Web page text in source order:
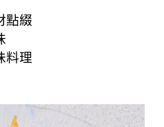
點綴
料理